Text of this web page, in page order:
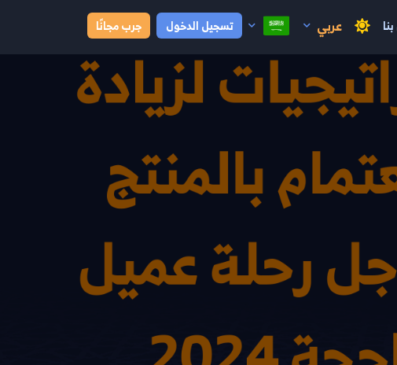
عربي تسجيل الدخول جرب مجانًا